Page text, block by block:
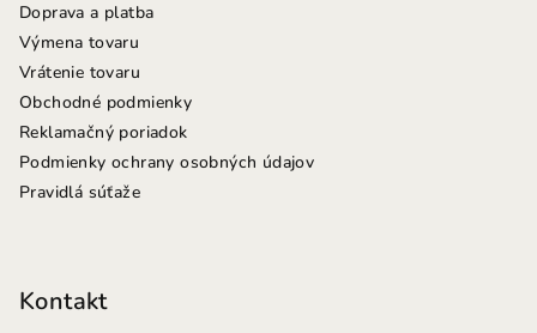
Doprava a platba
Výmena tovaru
Vrátenie tovaru
Obchodné podmienky
Reklamačný poriadok
Podmienky ochrany osobných údajov
Pravidlá súťaže
Kontakt